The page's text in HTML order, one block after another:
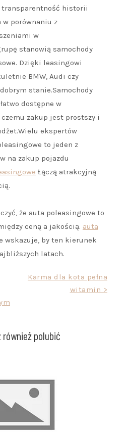
historii
w porównaniu z
w
stanowią samochody
Dzięki leasingowi
BMW, Audi czy
stanie.Samochody
dostępne w
zakup jest prostszy i
ekspertów
to jeden z
na zakup pojazdu
Łączą atrakcyjną
że auta poleasingowe to
ceną a jakością. auta
wskazuje, by ten kierunek
latach.
Karma dla kota pełna
witamin >
również polubić